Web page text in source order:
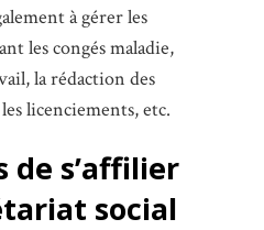
à gérer les
les congés maladie,
la rédaction des
licenciements, etc.
de s’affilier
social